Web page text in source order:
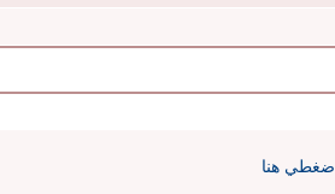
اضغطي هنا